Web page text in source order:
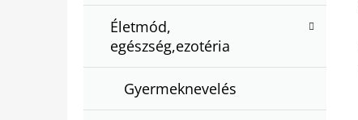
Életmód,
egészség,ezotéria
Gyermeknevelés